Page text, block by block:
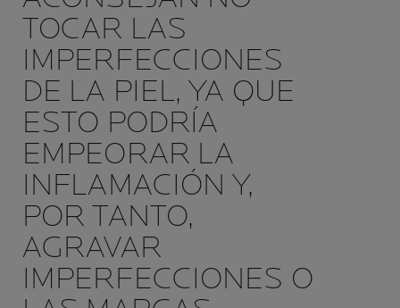
TOCAR LAS
IMPERFECCIONES
DE LA PIEL, YA QUE
ESTO PODRÍA
EMPEORAR LA
INFLAMACIÓN Y,
POR TANTO,
AGRAVAR
IMPERFECCIONES O